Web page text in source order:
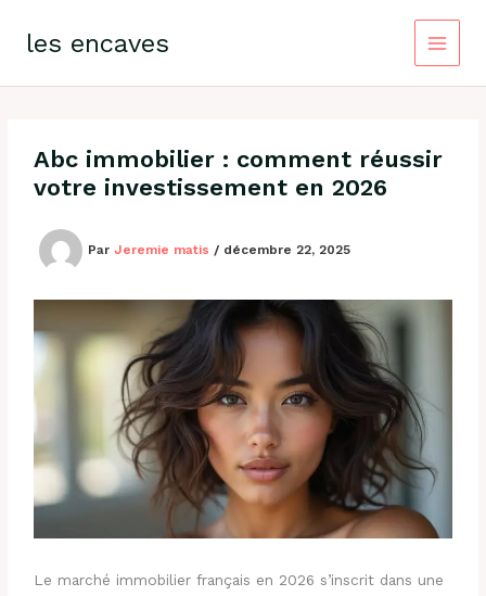
contenules encaves
Abc immobilier : comment réussir
votre investissement en 2026
Par Jeremie matis / décembre 22, 2025
Le marché immobilier français en 2026 s’inscrit dans une